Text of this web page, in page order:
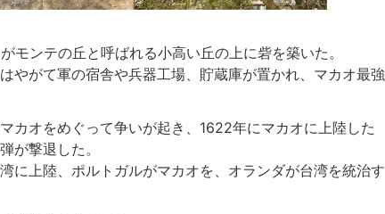
モンテの丘と呼ばれる小高い丘の上に砦を築いた。
やがて軍の宿舎や兵器工場、貯蔵庫が置かれ、マカオ最強
カオをめぐって争いが起き、1622年にマカオに上陸した
が撃退した。
に上陸、ポルトガルがマカオを、オランダが台湾を統治す